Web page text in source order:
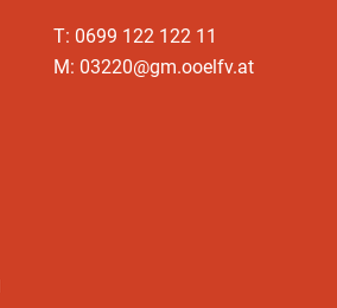
T: 0699 122 122 11
M: 03220@gm.ooelfv.at